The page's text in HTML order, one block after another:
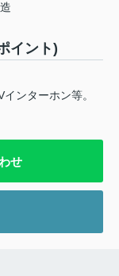
イント)
ンターホン等。
せ